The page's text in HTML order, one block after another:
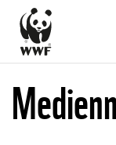
Direkt
zum
Inhalt